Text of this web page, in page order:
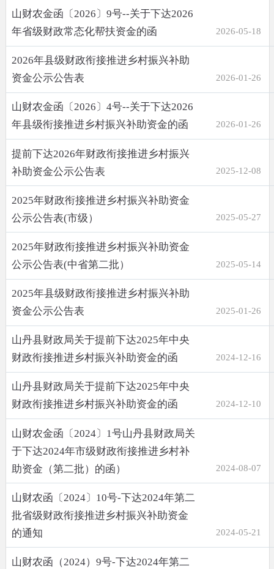
山财农金函〔2026〕9号--关于下达2026
年省级财政常态化帮扶资金的函
2026-05-18
2026年县级财政衔接推进乡村振兴补助
资金公示公告表
2026-01-26
山财农金函〔2026〕4号--关于下达2026
年县级衔接推进乡村振兴补助资金的函
2026-01-26
提前下达2026年财政衔接推进乡村振兴
补助资金公示公告表
2025-12-08
2025年财政衔接推进乡村振兴补助资金
公示公告表(市级）
2025-05-27
2025年财政衔接推进乡村振兴补助资金
公示公告表(中省第二批）
2025-05-14
2025年县级财政衔接推进乡村振兴补助
资金公示公告表
2025-01-26
山丹县财政局关于提前下达2025年中央
财政衔接推进乡村振兴补助资金的函
2024-12-16
山丹县财政局关于提前下达2025年中央
财政衔接推进乡村振兴补助资金的函
2024-12-10
山财农金函〔2024〕1号山丹县财政局关
于下达2024年市级财政衔接推进乡村补
助资金（第二批）的函）
2024-08-07
山财农函〔2024〕10号-下达2024年第二
批省级财政衔接推进乡村振兴补助资金
的通知
2024-05-21
山财农函（2024）9号-下达2024年第二